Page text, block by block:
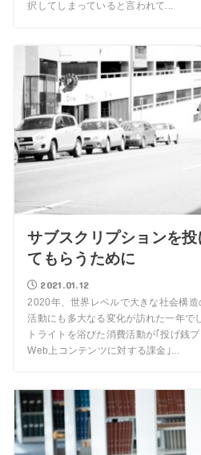
択してしまっていると言われて...
サブスクリプションを投
てもらうために
2021.01.12
2020年、世界レベルで大きな社会構
活動にも多大なる変化が訪れた一年で
トライトを浴びた消費活動が｢投げ銭
Web上コンテンツに対する課金｣...